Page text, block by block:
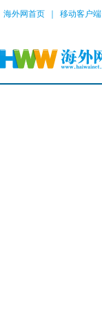
海外网首页 移动客户端